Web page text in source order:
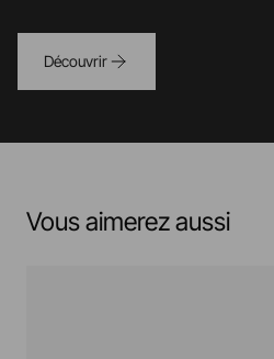
Découvrir
Vous aimerez aussi